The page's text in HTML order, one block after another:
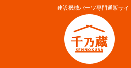
建設機械パーツ専門通販サ